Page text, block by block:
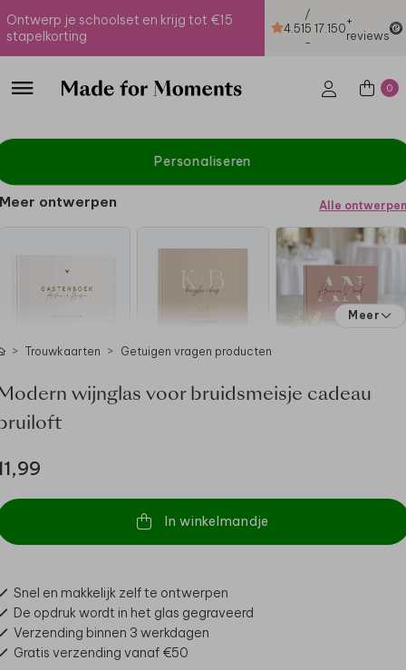
Ontwerp je schoolset en krijg tot €15
stapelkorting
4.51
/
5
-
17.150+
reviews
0
Personaliseren
Meer ontwerpen Alle ontwerpen
Meer
Trouwkaarten Getuigen vragen producten
wijnglas voor bruidsmeisje cadeau
In winkelmandje
Snel en makkelijk zelf te ontwerpen
De opdruk wordt in het glas gegraveerd
Verzending binnen 3 werkdagen
Gratis verzending vanaf €50